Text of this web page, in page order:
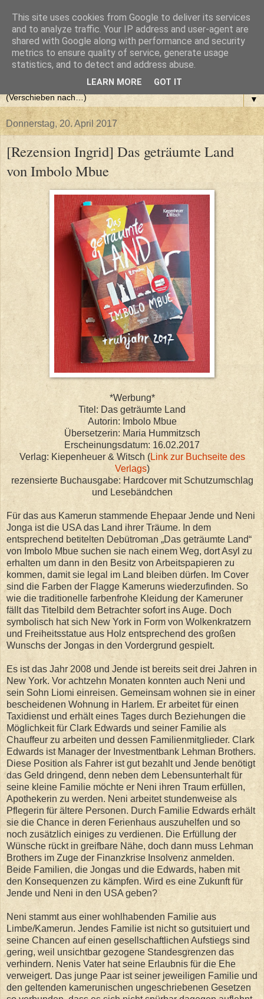
▼
Donnerstag, 20. April 2017
[Rezension Ingrid] Das geträumte Land
von Imbolo Mbue
*Werbung*
Titel: Das geträumte Land
Autorin: Imbolo Mbue
Übersetzerin: Maria Hummitzsch
Erscheinungsdatum: 16.02.2017
Verlag: Kiepenheuer & Witsch (Link zur Buchseite des
Verlags)
rezensierte Buchausgabe: Hardcover mit Schutzumschlag
und Lesebändchen
Für das aus Kamerun stammende Ehepaar Jende und Neni
Jonga ist die USA das Land ihrer Träume. In dem
entsprechend betitelten Debütroman „Das geträumte Land“
von Imbolo Mbue suchen sie nach einem Weg, dort Asyl zu
erhalten um dann in den Besitz von Arbeitspapieren zu
kommen, damit sie legal im Land bleiben dürfen. Im Cover
sind die Farben der Flagge Kameruns wiederzufinden. So
wie die traditionelle farbenfrohe Kleidung der Kameruner
fällt das Titelbild dem Betrachter sofort ins Auge. Doch
symbolisch hat sich New York in Form von Wolkenkratzern
und Freiheitsstatue aus Holz entsprechend des großen
Wunschs der Jongas in den Vordergrund gespielt.
Es ist das Jahr 2008 und Jende ist bereits seit drei Jahren in
New York. Vor achtzehn Monaten konnten auch Neni und
sein Sohn Liomi einreisen. Gemeinsam wohnen sie in einer
bescheidenen Wohnung in Harlem. Er arbeitet für einen
Taxidienst und erhält eines Tages durch Beziehungen die
Möglichkeit für Clark Edwards und seiner Familie als
Chauffeur zu arbeiten und dessen Familienmitglieder. Clark
Edwards ist Manager der Investmentbank Lehman Brothers.
Diese Position als Fahrer ist gut bezahlt und Jende benötigt
das Geld dringend, denn neben dem Lebensunterhalt für
seine kleine Familie möchte er Neni ihren Traum erfüllen,
Apothekerin zu werden. Neni arbeitet stundenweise als
Pflegerin für ältere Personen. Durch Familie Edwards erhält
sie die Chance in deren Ferienhaus auszuhelfen und so
noch zusätzlich einiges zu verdienen. Die Erfüllung der
Wünsche rückt in greifbare Nähe, doch dann muss Lehman
Brothers im Zuge der Finanzkrise Insolvenz anmelden.
Beide Familien, die Jongas und die Edwards, haben mit
den Konsequenzen zu kämpfen. Wird es eine Zukunft für
Jende und Neni in den USA geben?
Neni stammt aus einer wohlhabenden Familie aus
Limbe/Kamerun. Jendes Familie ist nicht so gutsituiert und
seine Chancen auf einen gesellschaftlichen Aufstiegs sind
gering, weil unsichtbar gezogene Standesgrenzen das
verhindern. Nenis Vater hat seine Erlaubnis für die Ehe
verweigert. Das junge Paar ist seiner jeweiligen Familie und
den geltenden kamerunischen ungeschriebenen Gesetzen
This site uses cookies from Google to deliver its services
and to analyze traffic. Your IP address and user-agent are
shared with Google along with performance and security
metrics to ensure quality of service, generate usage
statistics, and to detect and address abuse.
LEARN MORE GOT IT